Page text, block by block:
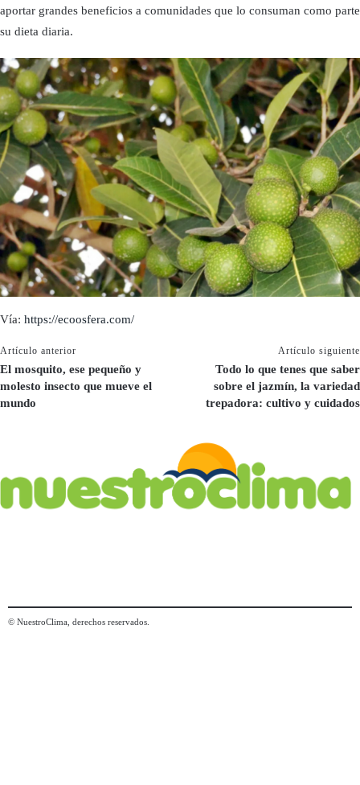
aportar grandes beneficios a comunidades que lo consuman como parte
su dieta diaria.
Vía: https://ecoosfera.com/
Artículo anterior
El mosquito, ese pequeño y
molesto insecto que mueve el
mundo
Artículo siguiente
Todo lo que tenes que saber
sobre el jazmín, la variedad
trepadora: cultivo y cuidados
© NuestroClima, derechos reservados.